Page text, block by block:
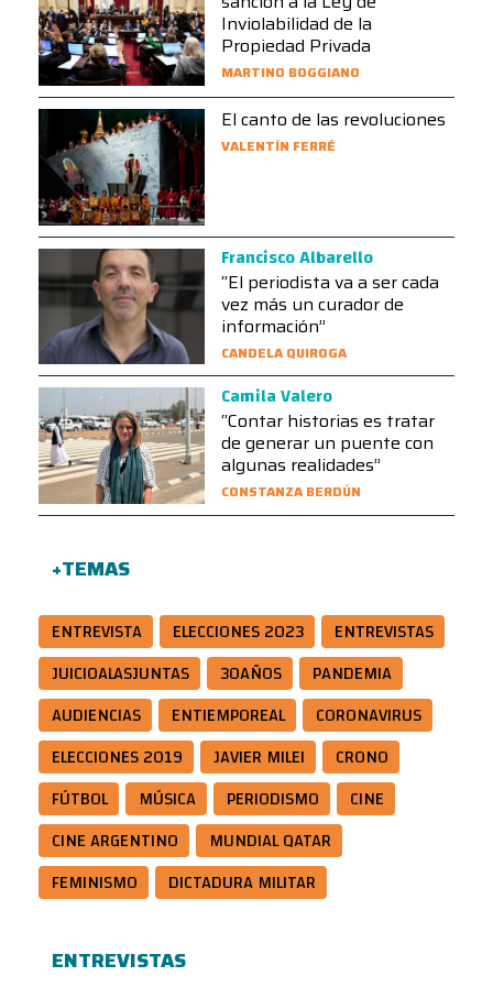
Inviolabilidad de la
Propiedad Privada
MARTINO BOGGIANO
El canto de las revoluciones
VALENTÍN FERRÉ
Francisco Albarello
“El periodista va a ser cada
vez más un curador de
información”
CANDELA QUIROGA
Camila Valero
“Contar historias es tratar
de generar un puente con
algunas realidades”
CONSTANZA BERDÚN
+TEMAS
ENTREVISTA ELECCIONES 2023
ENTREVISTAS
JUICIOALASJUNTAS
30AÑOS
PANDEMIA
AUDIENCIAS
ENTIEMPOREAL
CORONAVIRUS
ELECCIONES 2019
JAVIER MILEI
CRONO
FÚTBOL
MÚSICA PERIODISMO
CINE
CINE ARGENTINO
MUNDIAL QATAR
FEMINISMO
DICTADURA MILITAR
ENTREVISTAS